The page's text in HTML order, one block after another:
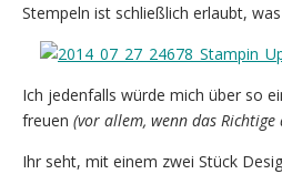
Stempeln ist schließlich erlaubt,
Ich jedenfalls würde mich über so
freuen (vor allem, wenn das
Ihr seht, mit einem zwei Stück